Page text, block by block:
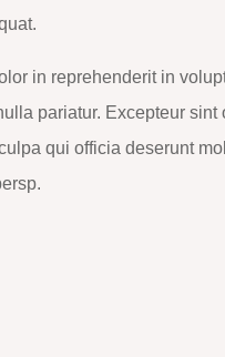
in reprehenderit in
pariatur. Excepteur sint
qui officia deserunt